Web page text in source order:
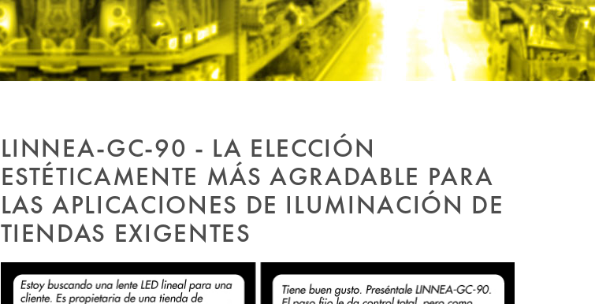
LINNEA-GC-90 - LA ELECCIÓN
ESTÉTICAMENTE MÁS AGRADABLE PARA
LAS APLICACIONES DE ILUMINACIÓN DE
TIENDAS EXIGENTES